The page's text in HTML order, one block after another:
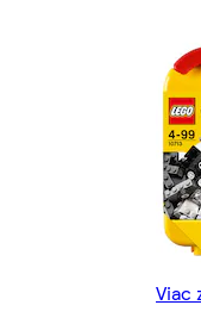
Viac